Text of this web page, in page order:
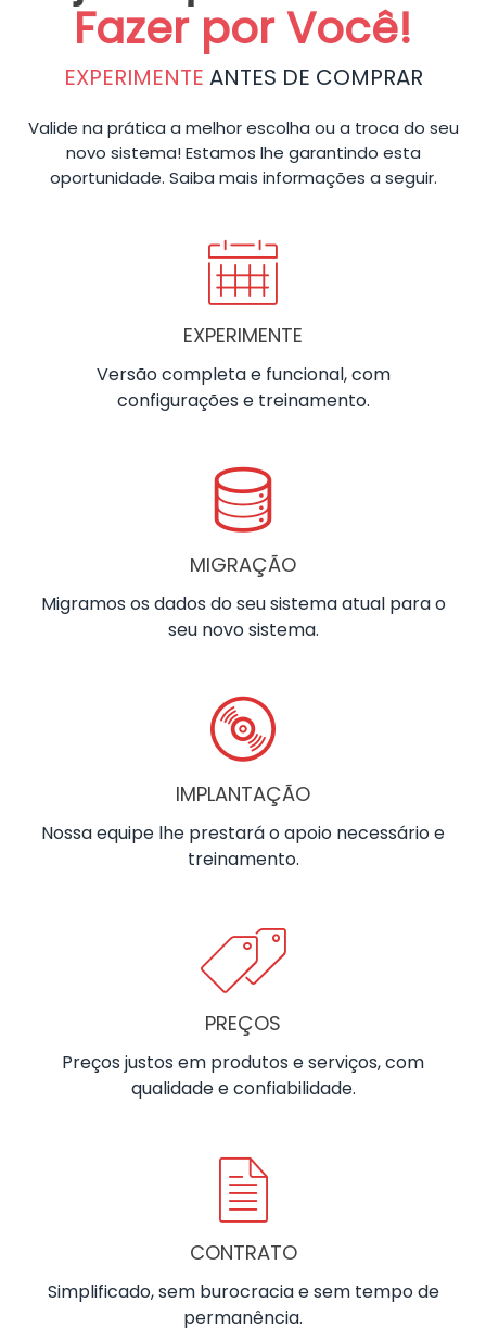
Fazer por Você!
EXPERIMENTE ANTES DE COMPRAR
Valide na prática a melhor escolha ou a troca do seu
novo sistema! Estamos lhe garantindo esta
oportunidade. Saiba mais informações a seguir.
EXPERIMENTE
Versão completa e funcional, com
configurações e treinamento.
MIGRAÇÃO
Migramos os dados do seu sistema atual para o
seu novo sistema.
IMPLANTAÇÃO
Nossa equipe lhe prestará o apoio necessário e
treinamento.
PREÇOS
Preços justos em produtos e serviços, com
qualidade e confiabilidade.
CONTRATO
Simplificado, sem burocracia e sem tempo de
permanência.